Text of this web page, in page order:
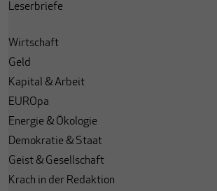
Leserbriefe
Wirtschaft
Geld
Kapital & Arbeit
EUROpa
Energie & Ökologie
Demokratie & Staat
Geist & Gesellschaft
Krach in der Redaktion